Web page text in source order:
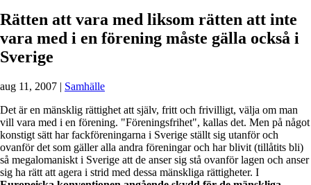
Rätten att vara med liksom rätten att inte
vara med i en förening måste gälla också i
Sverige
aug 11, 2007 | Samhälle
Det är en mänsklig rättighet att själv, fritt och frivilligt, välja om man
vill vara med i en förening. "Föreningsfrihet", kallas det. Men på något
konstigt sätt har fackföreningarna i Sverige ställt sig utanför och
ovanför det som gäller alla andra föreningar och har blivit (tillåtits bli)
så megalomaniskt i Sverige att de anser sig stå ovanför lagen och anser
sig ha rätt att agera i strid med dessa mänskliga rättigheter. I